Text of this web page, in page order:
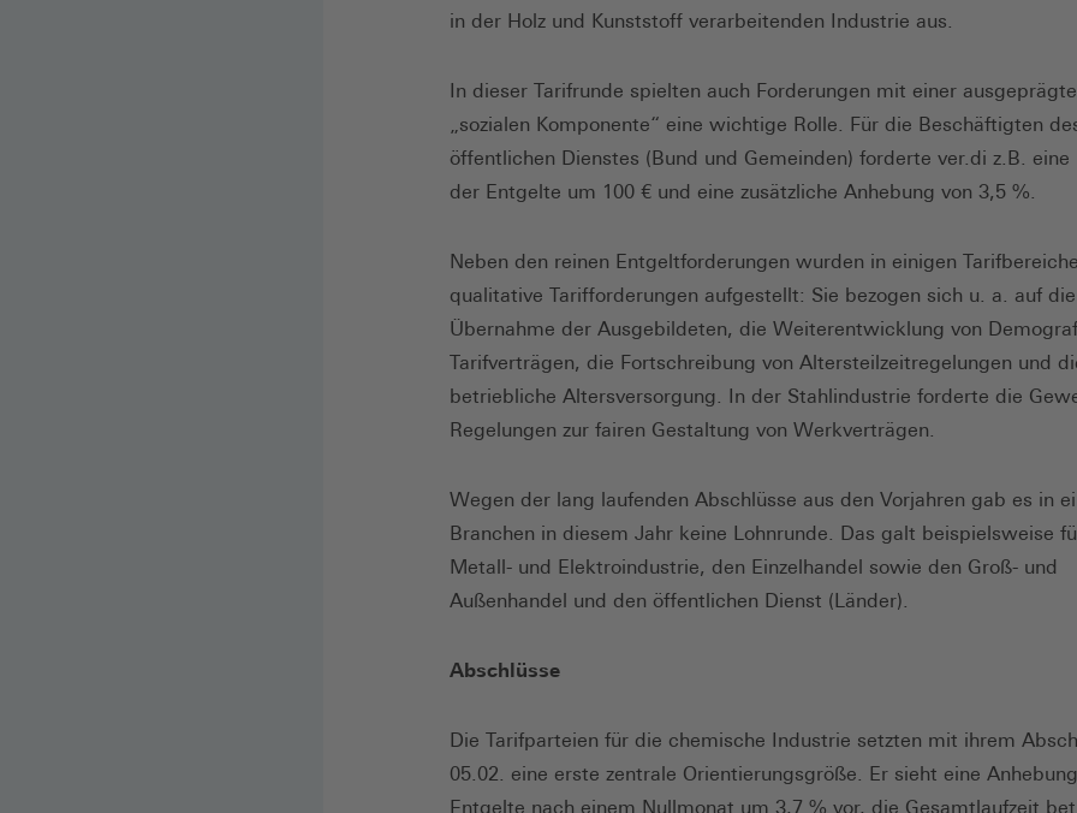
in der Holz und Kunststoff verarbeitenden Industrie aus.
In dieser Tarifrunde spielten auch Forderungen mit einer
„sozialen Komponente“ eine wichtige Rolle. Für die Beschäftigten
öffentlichen Dienstes (Bund und Gemeinden) forderte ver.di z.B. eine
der Entgelte um 100 € und eine zusätzliche Anhebung von 3,5 %.
Neben den reinen Entgeltforderungen wurden in einigen
qualitative Tarifforderungen aufgestellt: Sie bezogen sich u. a. auf die
Übernahme der Ausgebildeten, die Weiterentwicklung von
Tarifverträgen, die Fortschreibung von Altersteilzeitregelungen und
betriebliche Altersversorgung. In der Stahlindustrie forderte die
Regelungen zur fairen Gestaltung von Werkverträgen.
Wegen der lang laufenden Abschlüsse aus den Vorjahren gab es in
Branchen in diesem Jahr keine Lohnrunde. Das galt beispielsweise
Metall- und Elektroindustrie, den Einzelhandel sowie den Groß- und
Außenhandel und den öffentlichen Dienst (Länder).
Abschlüsse
Die Tarifparteien für die chemische Industrie setzten mit ihrem
05.02. eine erste zentrale Orientierungsgröße. Er sieht eine
Entgelte nach einem Nullmonat um 3,7 % vor, die Gesamtlaufzeit